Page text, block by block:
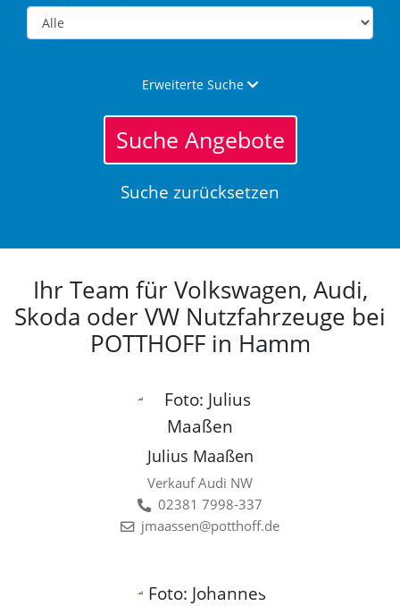
Erweiterte Suche
Suche Angebote
Suche zurücksetzen
Ihr Team für Volkswagen, Audi,
Skoda oder VW Nutzfahrzeuge bei
POTTHOFF in Hamm
Julius Maaßen
Verkauf Audi NW
02381 7998-337
jmaassen@potthoff.de